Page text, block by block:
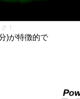
！
)が特徴的で